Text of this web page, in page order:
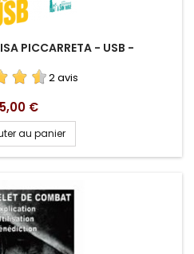
PICCARRETA - USB -
2 avis
€
au panier